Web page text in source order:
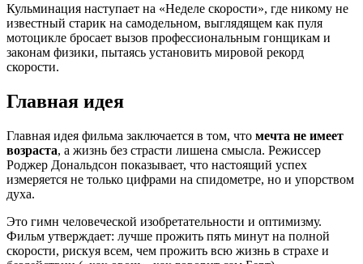
Кульминация наступает на «Неделе скорости», где никому не
известный старик на самодельном, выглядящем как пуля
мотоцикле бросает вызов профессиональным гонщикам и
законам физики, пытаясь установить мировой рекорд
скорости.
Главная идея
Главная идея фильма заключается в том, что мечта не имеет
возраста, а жизнь без страсти лишена смысла. Режиссер
Роджер Дональдсон показывает, что настоящий успех
измеряется не только цифрами на спидометре, но и упорством
духа.
Это гимн человеческой изобретательности и оптимизму.
Фильм утверждает: лучше прожить пять минут на полной
скорости, рискуя всем, чем прожить всю жизнь в страхе и